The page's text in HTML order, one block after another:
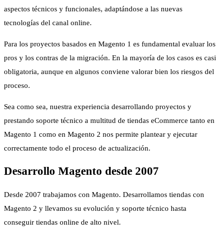
aspectos técnicos y funcionales, adaptándose a las nuevas
tecnologías del canal online.
Para los proyectos basados en Magento 1 es fundamental evaluar los
pros y los contras de la migración. En la mayoría de los casos es casi
obligatoria, aunque en algunos conviene valorar bien los riesgos del
proceso.
Sea como sea, nuestra experiencia desarrollando proyectos y
prestando soporte técnico a multitud de tiendas eCommerce tanto en
Magento 1 como en Magento 2 nos permite plantear y ejecutar
correctamente todo el proceso de actualización.
Desarrollo Magento desde 2007
Desde 2007 trabajamos con Magento. Desarrollamos tiendas con
Magento 2 y llevamos su evolución y soporte técnico hasta
conseguir tiendas online de alto nivel.